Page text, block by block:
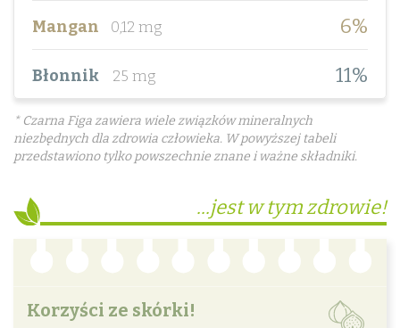
Mangan 0,12 mg 6%
Błonnik 25 mg 11%
* Czarna Figa zawiera wiele związków mineralnych
niezbędnych dla zdrowia człowieka. W powyższej tabeli
przedstawiono tylko powszechnie znane i ważne składniki.
...jest w tym zdrowie!
Korzyści ze skórki!